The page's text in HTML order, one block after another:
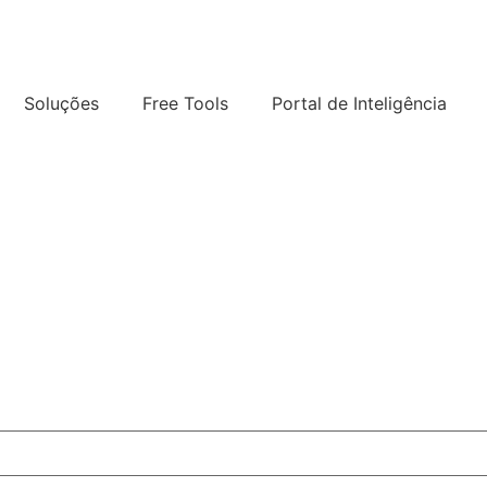
Soluções Free Tools Portal de Inteligência